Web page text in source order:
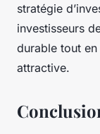
stratégie
investisseurs
durable tout en
attractive.